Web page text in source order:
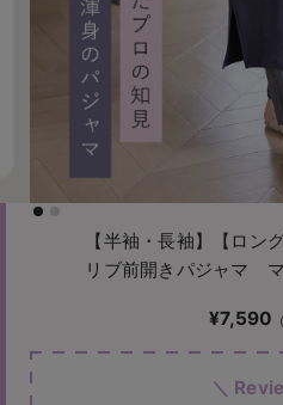
【半袖・長袖】【ロン
リブ前開きパジャマ
¥7,590